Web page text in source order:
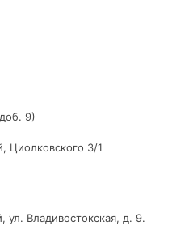
9)
Циолковского 3/1
ул. Владивостокская, д. 9.